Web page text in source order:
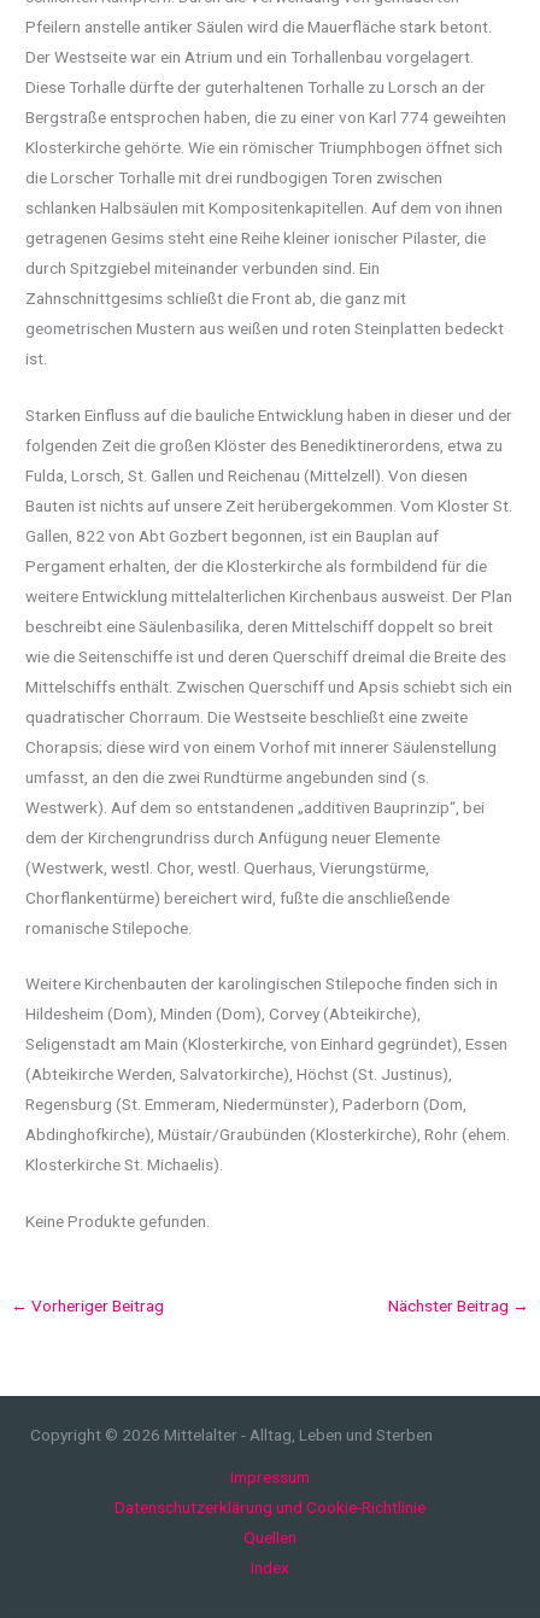
Pfeilern anstelle antiker Säulen wird die Mauerfläche stark betont.
Der Westseite war ein Atrium und ein Torhallenbau vorgelagert.
Diese Torhalle dürfte der guterhaltenen Torhalle zu Lorsch an der
Bergstraße entsprochen haben, die zu einer von Karl 774 geweihten
Klosterkirche gehörte. Wie ein römischer Triumphbogen öffnet sich
die Lorscher Torhalle mit drei rundbogigen Toren zwischen
schlanken Halbsäulen mit Kompositenkapitellen. Auf dem von ihnen
getragenen Gesims steht eine Reihe kleiner ionischer Pilaster, die
durch Spitzgiebel miteinander verbunden sind. Ein
Zahnschnittgesims schließt die Front ab, die ganz mit
geometrischen Mustern aus weißen und roten Steinplatten bedeckt
ist.
Starken Einfluss auf die bauliche Entwicklung haben in dieser und der
folgenden Zeit die großen Klöster des Benediktinerordens, etwa zu
Fulda, Lorsch, St. Gallen und Reichenau (Mittelzell). Von diesen
Bauten ist nichts auf unsere Zeit herübergekommen. Vom Kloster St.
Gallen, 822 von Abt Gozbert begonnen, ist ein Bauplan auf
Pergament erhalten, der die Klosterkirche als formbildend für die
weitere Entwicklung mittelalterlichen Kirchenbaus ausweist. Der Plan
beschreibt eine Säulenbasilika, deren Mittelschiff doppelt so breit
wie die Seitenschiffe ist und deren Querschiff dreimal die Breite des
Mittelschiffs enthält. Zwischen Querschiff und Apsis schiebt sich ein
quadratischer Chorraum. Die Westseite beschließt eine zweite
Chorapsis; diese wird von einem Vorhof mit innerer Säulenstellung
umfasst, an den die zwei Rundtürme angebunden sind (s.
Westwerk). Auf dem so entstandenen „additiven Bauprinzip“, bei
dem der Kirchengrundriss durch Anfügung neuer Elemente
(Westwerk, westl. Chor, westl. Querhaus, Vierungstürme,
Chorflankentürme) bereichert wird, fußte die anschließende
romanische Stilepoche.
Weitere Kirchenbauten der karolingischen Stilepoche finden sich in
Hildesheim (Dom), Minden (Dom), Corvey (Abteikirche),
Seligenstadt am Main (Klosterkirche, von Einhard gegründet), Essen
(Abteikirche Werden, Salvatorkirche), Höchst (St. Justinus),
Regensburg (St. Emmeram, Niedermünster), Paderborn (Dom,
Abdinghofkirche), Müstair/Graubünden (Klosterkirche), Rohr (ehem.
Klosterkirche St. Michaelis).
Keine Produkte gefunden.
← Vorheriger Beitrag Nächster Beitrag →
Copyright © 2026 Mittelalter - Alltag, Leben und Sterben
Impressum
Datenschutzerklärung und Cookie-Richtlinie
Quellen
Index